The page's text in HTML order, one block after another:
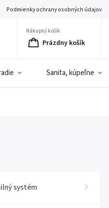
Podmienky ochrany osobných údajov
Nákupný košík
Prázdny košík
Sanita, kúpeľne
systém